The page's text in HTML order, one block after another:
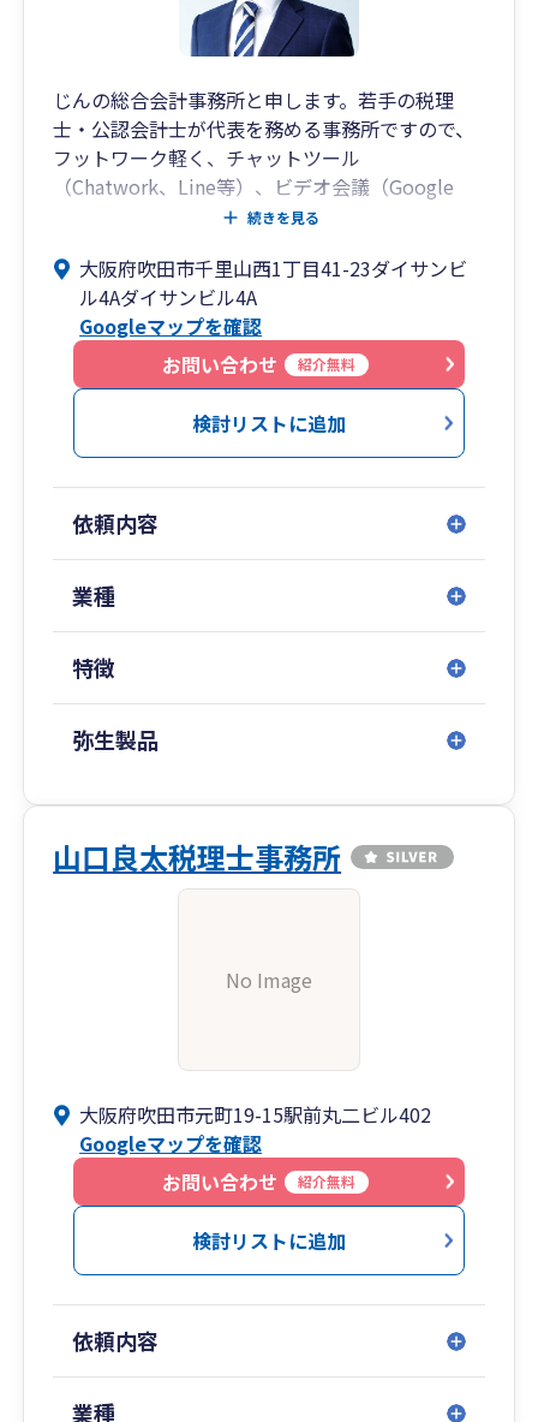
じんの総合会計事務所と申します。若手の税理
士・公認会計士が代表を務める事務所ですので、
フットワーク軽く、チャットツール
（Chatwork、Line等）、ビデオ会議（Google
Meet/Zoom等）を用いた対応も可能となってお
法人、個人どちらも対応可能ですので、お気軽に
お問合せ下さい。
続きを見る
大阪府吹田市千里山西1丁目41-23ダイサンビ
ル4Aダイサンビル4A
Googleマップを確認
お問い合わせ
紹介無料
検討リストに追加
依頼内容
業種
特徴
弥生製品
山口良太税理士事務所
No Image
大阪府吹田市元町19-15駅前丸二ビル402
Googleマップを確認
お問い合わせ
紹介無料
検討リストに追加
依頼内容
業種